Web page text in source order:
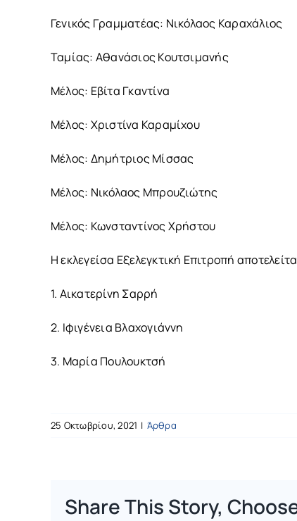
Γενικός Γραμματέας: Νικόλαος Καραχάλιος
Ταμίας: Αθανάσιος Κουτσιμανής
Μέλος: Εβίτα Γκαντίνα
Μέλος: Χριστίνα Καραμίχου
Μέλος: Δημήτριος Μίσσας
Μέλος: Νικόλαος Μπρουζιώτης
Μέλος: Κωνσταντίνος Χρήστου
Η εκλεγείσα Εξελεγκτική Επιτροπή
1. Αικατερίνη Σαρρή
2. Ιφιγένεια Βλαχογιάννη
3. Μαρία Πουλουκτσή
25 Οκτωβρίου, 2021 | Άρθρα
Share This Story,